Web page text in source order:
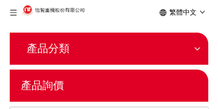
繁體中文
產品分類
產品詢價